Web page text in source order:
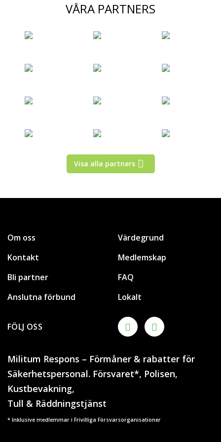
VÅRA PARTNERS
Visa alla partners
Om oss
Kontakt
Bli partner
Anslutna förbund
Värdegrund
Medlemskap
FAQ
Lokalt
FÖLJ OSS
Militum Respons – Förmåner & rabatter för
Säkerhetspersonal. Försvaret*, Polisen,
Kustbevakning,
Tull & Räddningstjänst
* Inklusive medlemmar i Frivilliga Försvarsorganisationer